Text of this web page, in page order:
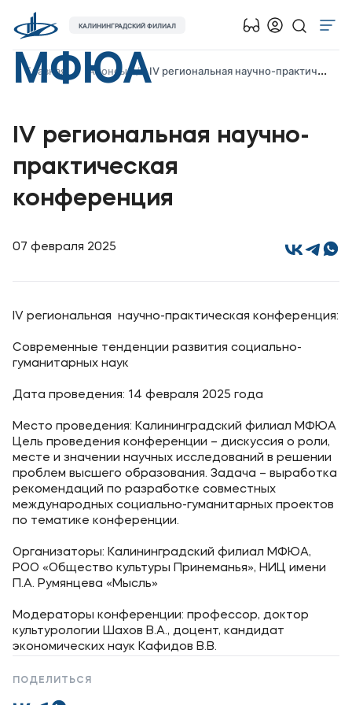
МФЮА
КАЛИНИНГРАДСКИЙ ФИЛИАЛ
Об университете
Абитуриенту
Музейно-выставочный центр МФЮА
Наука
Абитуриентам
Карьера
Институт дополнительного образования
Уровни образования
Среднее профессиональное образование
Высшее образование
Дополнительное образование
Медиа
Объявления
Новости
Главная Анонсы IV региональная научно-практическая конференция
IV региональная научно-
практическая
конференция
07 февраля 2025
IV региональная научно-практическая конференция:
Современные тенденции развития социально-
гуманитарных наук
Дата проведения: 14 февраля 2025 года
Место проведения: Калининградский филиал МФЮА
Цель проведения конференции – дискуссия о роли,
месте и значении научных исследований в решении
проблем высшего образования. Задача – выработка
рекомендаций по разработке совместных
международных социально-гуманитарных проектов
по тематике конференции.
Организаторы: Калининградский филиал МФЮА,
РОО «Общество культуры Принеманья», НИЦ имени
П.А. Румянцева «Мысль»
Модераторы конференции: профессор, доктор
культурологии Шахов В.А., доцент, кандидат
экономических наук Кафидов В.В.
ПОДЕЛИТЬСЯ